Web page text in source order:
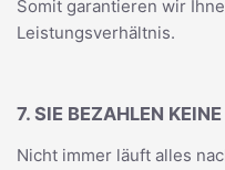
Somit garantieren wir
Leistungsverhältnis.
7. SIE BEZAHLEN
Nicht immer läuft alles